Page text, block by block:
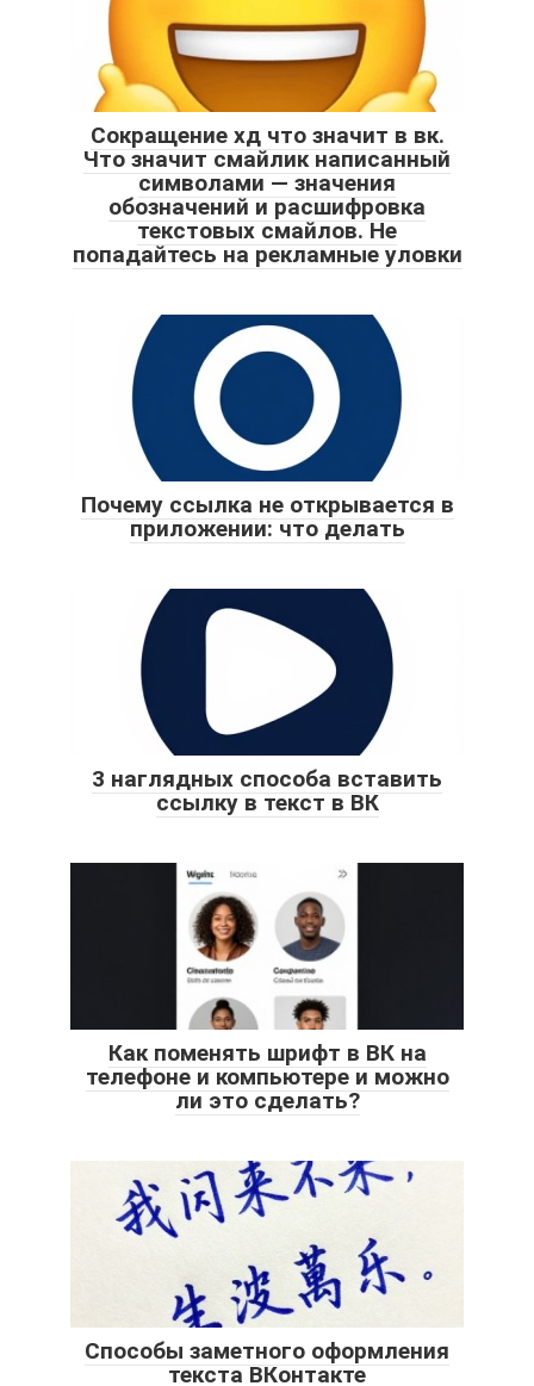
Сокращение хд что значит в вк.
Что значит смайлик написанный
символами — значения
обозначений и расшифровка
текстовых смайлов. Не
попадайтесь на рекламные уловки
Почему ссылка не открывается в
приложении: что делать
3 наглядных способа вставить
ссылку в текст в ВК
Как поменять шрифт в ВК на
телефоне и компьютере и можно
ли это сделать?
Способы заметного оформления
текста ВКонтакте